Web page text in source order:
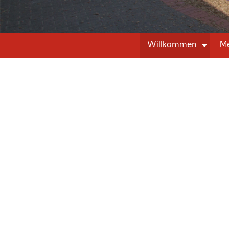
Willkommen